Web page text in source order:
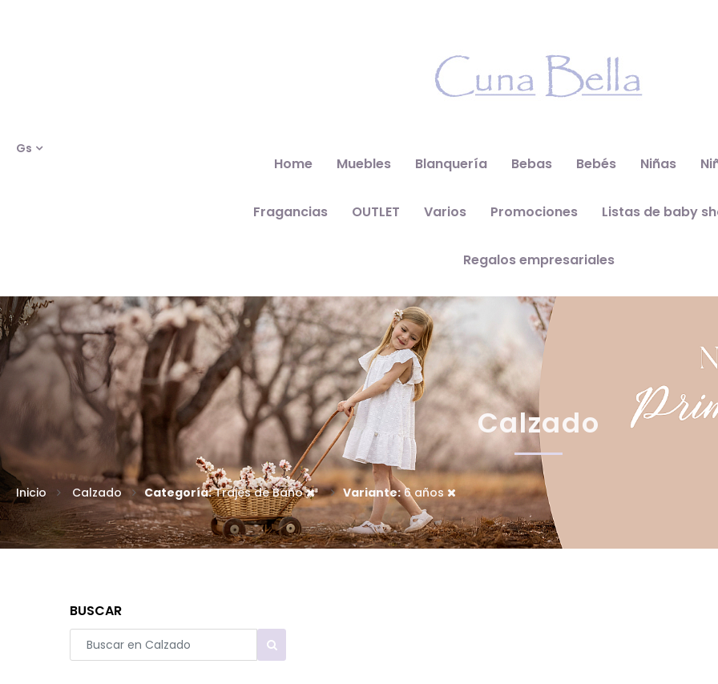
Gs
Home Muebles Blanquería Bebas Bebés Niñas
Fragancias OUTLET Varios Promociones Listas de baby
Regalos empresariales
Calzado
Inicio Calzado Categoría:Trajes de Baño Variante:6 años
BUSCAR